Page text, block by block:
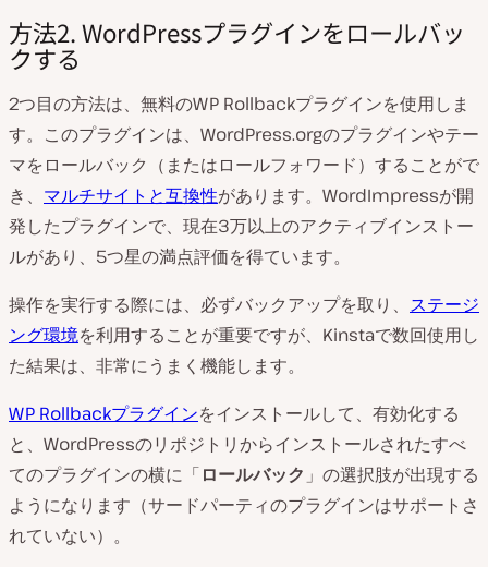
方法2. WordPressプラグインをロールバッ
クする
2つ目の方法は、無料のWP Rollbackプラグインを使用しま
す。このプラグインは、WordPress.orgのプラグインやテー
マをロールバック（またはロールフォワード）することがで
き、 マルチサイトと互換性があります。WordImpressが開
発したプラグインで、現在3万以上のアクティブインストー
ルがあり、5つ星の満点評価を得ています。
操作を実行する際には、必ずバックアップを取り、 ステージ
ング環境を利用することが重要ですが、Kinstaで数回使用し
た結果は、非常にうまく機能します。
WP Rollbackプラグインをインストールして、有効化する
と、WordPressのリポジトリからインストールされたすべ
てのプラグインの横に「ロールバック 」の選択肢が出現する
ようになります（サードパーティのプラグインはサポートさ
れていない）。